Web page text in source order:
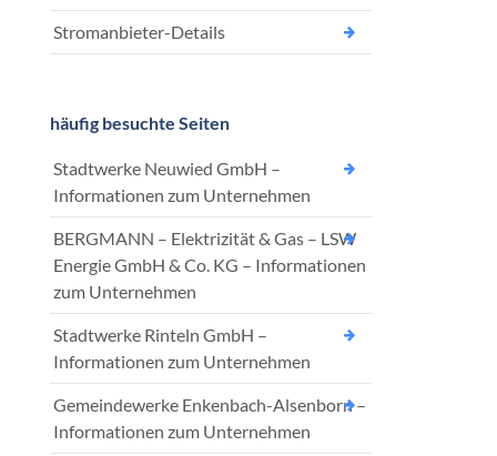
Stromanbieter-Details
häufig besuchte Seiten
Stadtwerke Neuwied GmbH –
Informationen zum Unternehmen
BERGMANN – Elektrizität & Gas – LSW
Energie GmbH & Co. KG – Informationen
zum Unternehmen
Stadtwerke Rinteln GmbH –
Informationen zum Unternehmen
Gemeindewerke Enkenbach-Alsenborn –
Informationen zum Unternehmen